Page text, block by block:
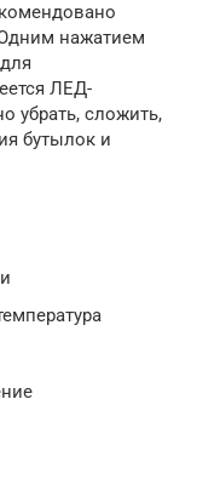
нажатием
ЛЕД-
убрать, сложить,
бутылок и